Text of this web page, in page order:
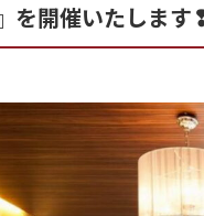
開催いたします